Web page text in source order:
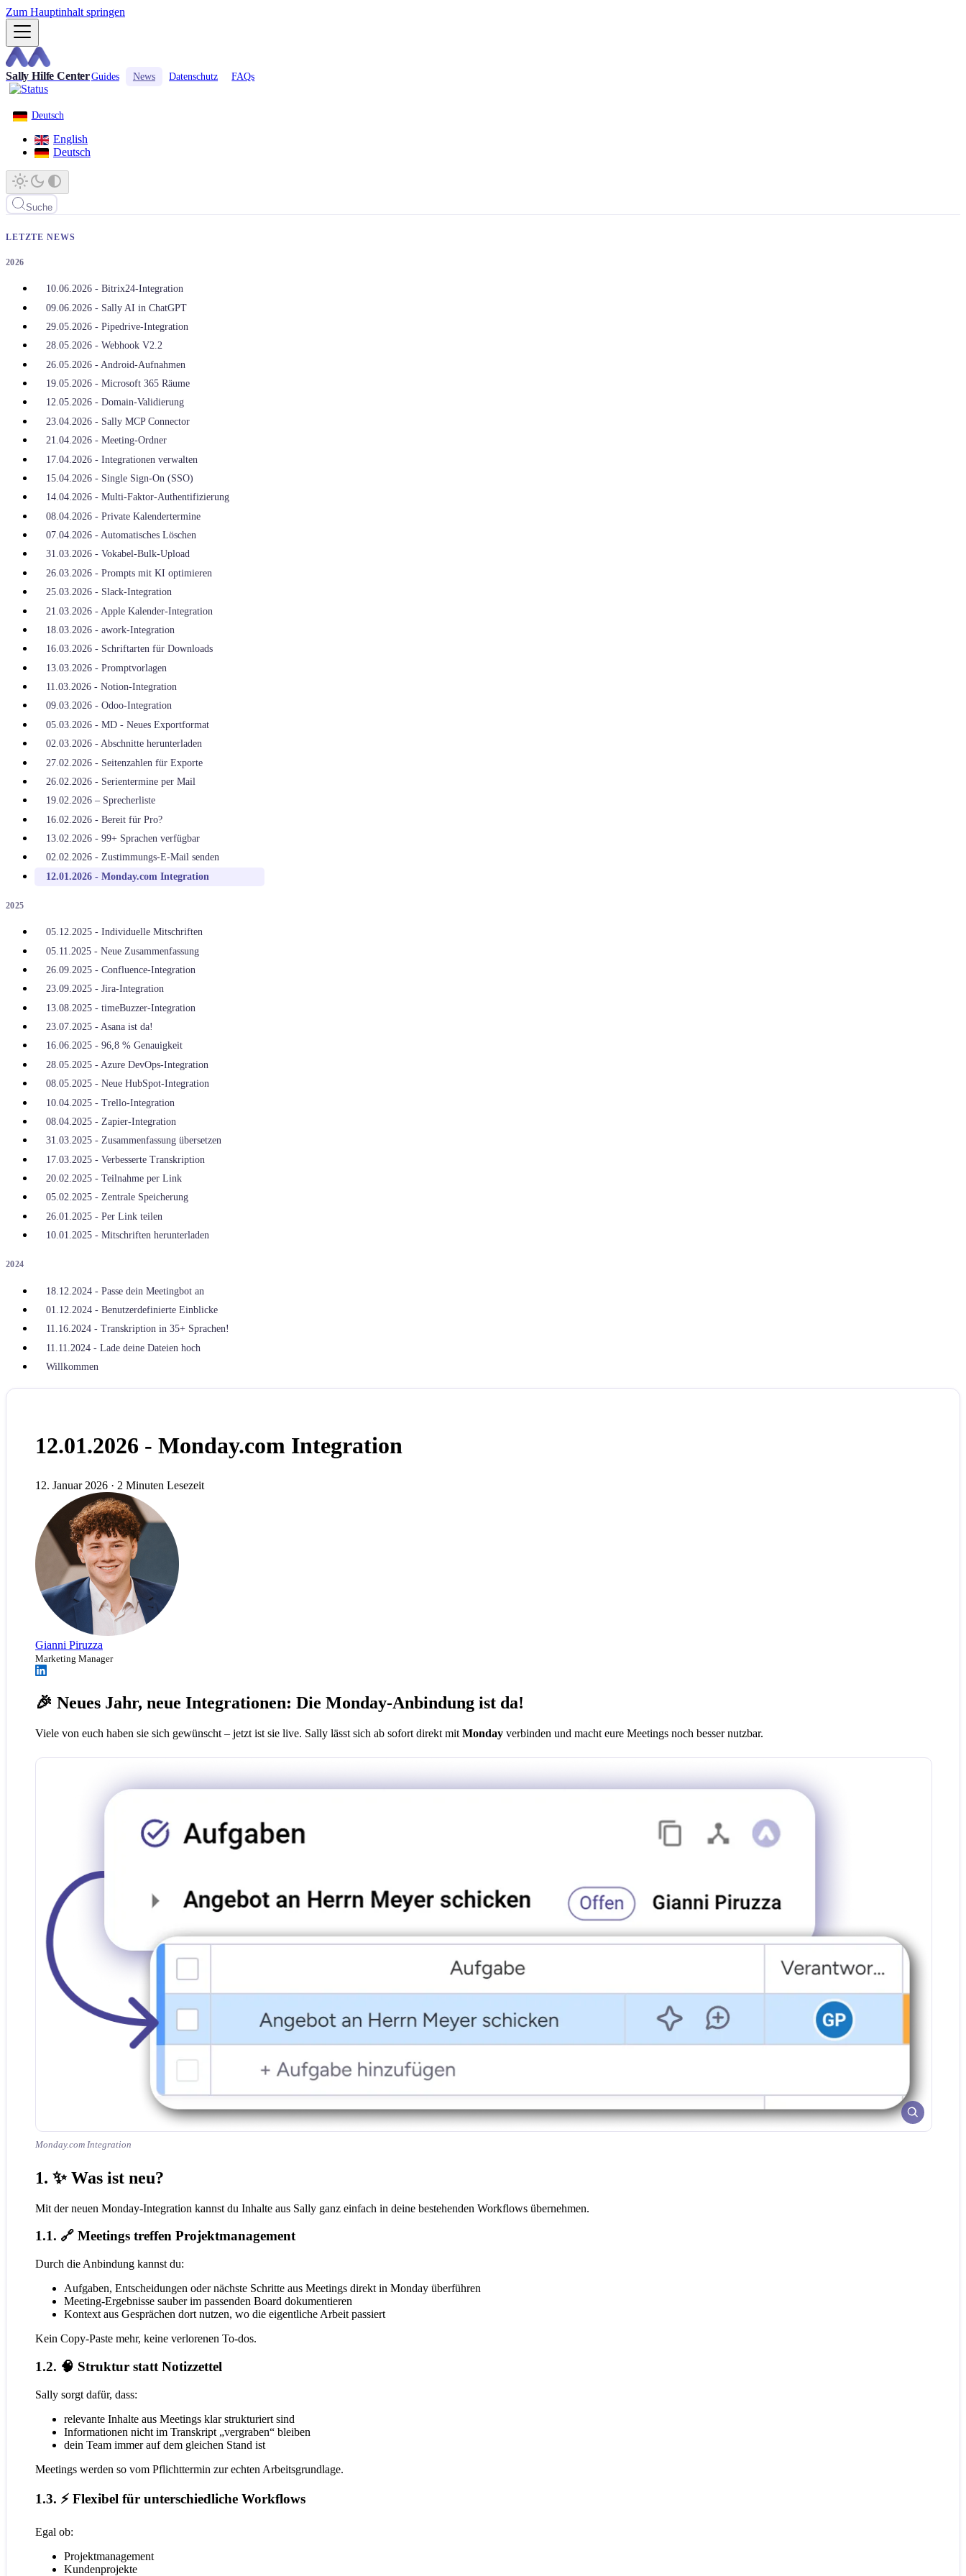
Zum Hauptinhalt springen
Sally Hilfe CenterGuides News Datenschutz FAQs
Deutsch
English
Deutsch
Suche
LETZTE NEWS
2026
10.06.2026 - Bitrix24-Integration
09.06.2026 - Sally AI in ChatGPT
29.05.2026 - Pipedrive-Integration
28.05.2026 - Webhook V2.2
26.05.2026 - Android-Aufnahmen
19.05.2026 - Microsoft 365 Räume
12.05.2026 - Domain-Validierung
23.04.2026 - Sally MCP Connector
21.04.2026 - Meeting-Ordner
17.04.2026 - Integrationen verwalten
15.04.2026 - Single Sign-On (SSO)
14.04.2026 - Multi-Faktor-Authentifizierung
08.04.2026 - Private Kalendertermine
07.04.2026 - Automatisches Löschen
31.03.2026 - Vokabel-Bulk-Upload
26.03.2026 - Prompts mit KI optimieren
25.03.2026 - Slack-Integration
21.03.2026 - Apple Kalender-Integration
18.03.2026 - awork-Integration
16.03.2026 - Schriftarten für Downloads
13.03.2026 - Promptvorlagen
11.03.2026 - Notion-Integration
09.03.2026 - Odoo-Integration
05.03.2026 - MD - Neues Exportformat
02.03.2026 - Abschnitte herunterladen
27.02.2026 - Seitenzahlen für Exporte
26.02.2026 - Serientermine per Mail
19.02.2026 – Sprecherliste
16.02.2026 - Bereit für Pro?
13.02.2026 - 99+ Sprachen verfügbar
02.02.2026 - Zustimmungs-E-Mail senden
12.01.2026 - Monday.com Integration
2025
05.12.2025 - Individuelle Mitschriften
05.11.2025 - Neue Zusammenfassung
26.09.2025 - Confluence-Integration
23.09.2025 - Jira-Integration
13.08.2025 - timeBuzzer-Integration
23.07.2025 - Asana ist da!
16.06.2025 - 96,8 % Genauigkeit
28.05.2025 - Azure DevOps-Integration
08.05.2025 - Neue HubSpot-Integration
10.04.2025 - Trello-Integration
08.04.2025 - Zapier-Integration
31.03.2025 - Zusammenfassung übersetzen
17.03.2025 - Verbesserte Transkription
20.02.2025 - Teilnahme per Link
05.02.2025 - Zentrale Speicherung
26.01.2025 - Per Link teilen
10.01.2025 - Mitschriften herunterladen
2024
18.12.2024 - Passe dein Meetingbot an
01.12.2024 - Benutzerdefinierte Einblicke
11.16.2024 - Transkription in 35+ Sprachen!
11.11.2024 - Lade deine Dateien hoch
Willkommen
12.01.2026 - Monday.com Integration
12. Januar 2026 · 2 Minuten Lesezeit
Gianni Piruzza
Marketing Manager
🎉 Neues Jahr, neue Integrationen: Die Monday-Anbindung ist da!
Viele von euch haben sie sich gewünscht – jetzt ist sie live. Sally lässt sich ab sofort direkt mit Monday verbinden und macht eure Meetings noch besser nutzbar.
Monday.com Integration
1. ✨ Was ist neu?
Mit der neuen Monday-Integration kannst du Inhalte aus Sally ganz einfach in deine bestehenden Workflows übernehmen.
1.1. 🔗 Meetings treffen Projektmanagement
Durch die Anbindung kannst du:
Aufgaben, Entscheidungen oder nächste Schritte aus Meetings direkt in Monday überführen
Meeting-Ergebnisse sauber im passenden Board dokumentieren
Kontext aus Gesprächen dort nutzen, wo die eigentliche Arbeit passiert
Kein Copy-Paste mehr, keine verlorenen To-dos.
1.2. 🧠 Struktur statt Notizzettel
Sally sorgt dafür, dass:
relevante Inhalte aus Meetings klar strukturiert sind
Informationen nicht im Transkript „vergraben“ bleiben
dein Team immer auf dem gleichen Stand ist
Meetings werden so vom Pflichttermin zur echten Arbeitsgrundlage.
1.3. ⚡ Flexibel für unterschiedliche Workflows
Egal ob:
Projektmanagement
Kundenprojekte